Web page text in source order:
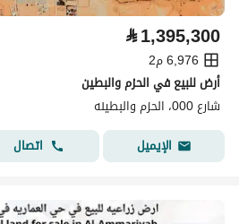
⃁1,395,300
6,976 م2
أرض للبيع في الحزم والبطين
شارع 000، الحزم والبطينه
الإيميل
اتصال